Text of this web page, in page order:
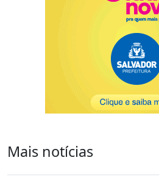
Mais notícias